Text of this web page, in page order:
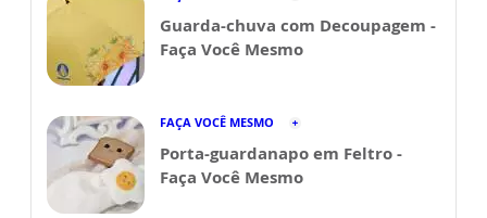
Guarda-chuva com Decoupagem -
Faça Você Mesmo
FAÇA VOCÊ MESMO
Porta-guardanapo em Feltro -
Faça Você Mesmo